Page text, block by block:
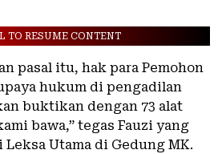
TO RESUME CONTENT
pasal itu, hak para Pemohon
hukum di pengadilan
buktikan dengan 73 alat
bawa,” tegas Fauzi yang
Utama di Gedung MK.